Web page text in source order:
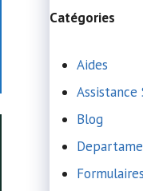
Catégories
Aides
Assistance
Blog
Formulaires